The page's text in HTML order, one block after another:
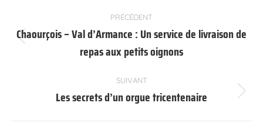
article
PRÉCÉDENT
précédent
Chaourçois – Val d’Armance : Un service de livraison de
repas aux petits oignons
SUIVANT
Article
Les secrets d’un orgue tricentenaire